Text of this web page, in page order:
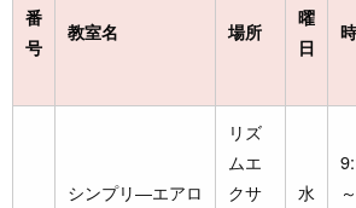
番
号
教室名 場所
曜
日
シンプリ―エアロ
リズ
ムエ
クサ
水
～